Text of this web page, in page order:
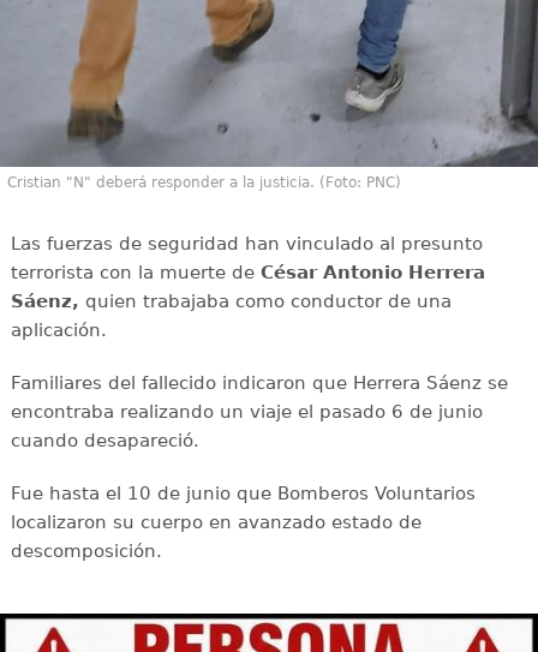
Cristian "N" deberá responder a la justicia. (Foto: PNC)
Las fuerzas de seguridad han vinculado al presunto
terrorista con la muerte de César Antonio Herrera
Sáenz, quien trabajaba como conductor de una
aplicación.
Familiares del fallecido indicaron que Herrera Sáenz se
encontraba realizando un viaje el pasado 6 de junio
cuando desapareció.
Fue hasta el 10 de junio que Bomberos Voluntarios
localizaron su cuerpo en avanzado estado de
descomposición.